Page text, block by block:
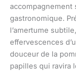
accompagnement
gastronomique.
l’amertume
effervescences
douceur de la
papilles qui ravira